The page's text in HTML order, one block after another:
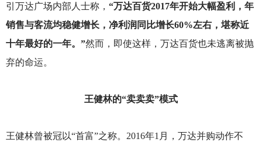
引万达广场内部人士称， “万达百货2017年开始大幅盈利，年
销售与客流均稳健增长，净利润同比增长60%左右，堪称近
十年最好的一年。”然而，即使这样，万达百货也未逃离被抛
弃的命运。
王健林的“卖卖卖”模式
王健林曾被冠以“首富”之称。2016年1月，万达并购动作不